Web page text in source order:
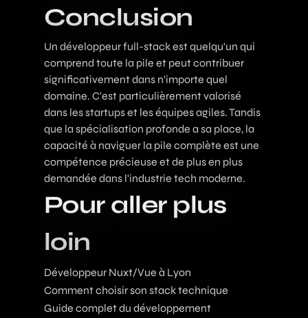
Conclusion
Un développeur full-stack est quelqu'un qui
comprend toute la pile et peut contribuer
significativement dans n'importe quel
domaine. C'est particulièrement valorisé
dans les startups et les équipes agiles. Tandis
que la spécialisation profonde a sa place, la
capacité à naviguer la pile complète est une
compétence précieuse et de plus en plus
demandée dans l'industrie tech moderne.
Pour aller plus
loin
Développeur Nuxt/Vue à Lyon
Comment choisir son stack technique
Guide complet du développement